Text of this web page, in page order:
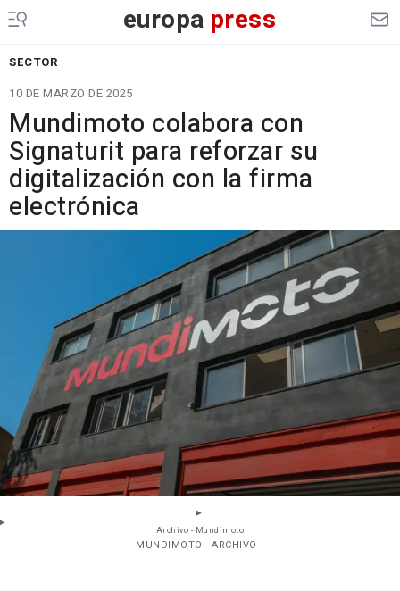
europa press
SECTOR
10 DE MARZO DE 2025
Mundimoto colabora con
Signaturit para reforzar su
digitalización con la firma
electrónica
Archivo - Mundimoto
- MUNDIMOTO - ARCHIVO